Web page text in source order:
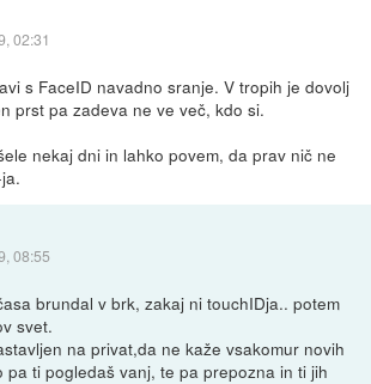
02:31
s FaceID navadno sranje. V tropih je dovolj
prst pa zadeva ne ve več, kdo si.
nekaj dni in lahko povem, da prav nič ne
08:55
brundal v brk, zakaj ni touchIDja.. potem
svet.
na privat,da ne kaže vsakomur novih
pa ti pogledaš vanj, te pa prepozna in ti jih